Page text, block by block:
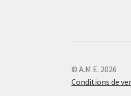
© A.M.E. 2026
Conditions de